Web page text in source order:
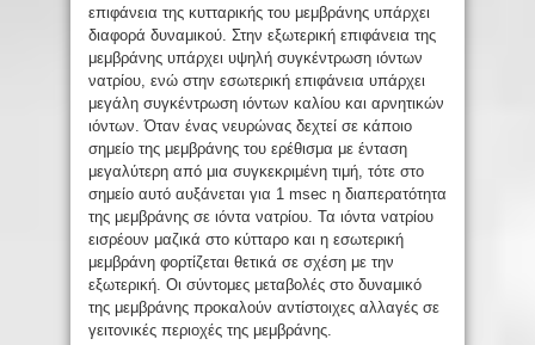
επιφάνεια της κυτταρικής του μεμβράνης υπάρχει
διαφορά δυναμικού. Στην εξωτερική επιφάνεια της
μεμβράνης υπάρχει υψηλή συγκέντρωση ιόντων
νατρίου, ενώ στην εσωτερική επιφάνεια υπάρχει
μεγάλη συγκέντρωση ιόντων καλίου και αρνητικών
ιόντων. Όταν ένας νευρώνας δεχτεί σε κάποιο
σημείο της μεμβράνης του ερέθισμα με ένταση
μεγαλύτερη από μια συγκεκριμένη τιμή, τότε στο
σημείο αυτό αυξάνεται για 1 msec η διαπερατότητα
της μεμβράνης σε ιόντα νατρίου. Τα ιόντα νατρίου
εισρέουν μαζικά στο κύτταρο και η εσωτερική
μεμβράνη φορτίζεται θετικά σε σχέση με την
εξωτερική. Οι σύντομες μεταβολές στο δυναμικό
της μεμβράνης προκαλούν αντίστοιχες αλλαγές σε
γειτονικές περιοχές της μεμβράνης.